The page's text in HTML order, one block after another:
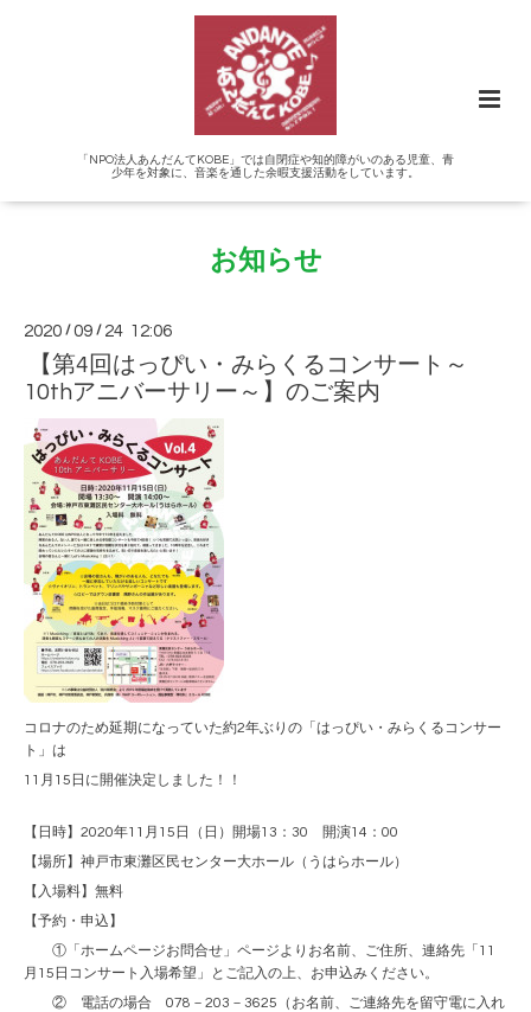
「NPO法人あんだんてKOBE」では自閉症や知的障がいのある児童、青
少年を対象に、音楽を通した余暇支援活動をしています。
お知らせ
2020 /09 / 24 12:06
【第4回はっぴい・みらくるコンサート～
10thアニバーサリー～】のご案内
コロナのため延期になっていた約2年ぶりの「はっぴい・みらくるコンサー
ト」は
11月15日に開催決定しました！！
【日時】2020年11月15日（日）開場13：30 開演14：00
【場所】神戸市東灘区民センター大ホール（うはらホール）
【入場料】無料
【予約・申込】
①「ホームページお問合せ」ページよりお名前、ご住所、連絡先「11
月15日コンサート入場希望」とご記入の上、お申込みください。
② 電話の場合 078－203－3625（お名前、ご連絡先を留守電に入れ